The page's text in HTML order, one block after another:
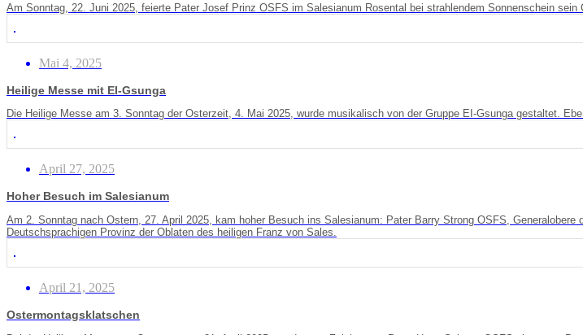
Am Sonntag, 22. Juni 2025, feierte Pater Josef Prinz OSFS im Salesianum Rosental bei strahlendem Sonnenschein sein
Mai 4, 2025
Heilige Messe mit EI-Gsunga
Die Heilige Messe am 3. Sonntag der Osterzeit, 4. Mai 2025, wurde musikalisch von der Gruppe EI-Gsunga gestaltet.
April 27, 2025
Hoher Besuch im Salesianum
Am 2. Sonntag nach Ostern, 27. April 2025, kam hoher Besuch ins Salesianum: Pater Barry Strong OSFS,
Deutschsprachigen Provinz der Oblaten des heiligen Franz von Sales.
April 21, 2025
Ostermontagsklatschen